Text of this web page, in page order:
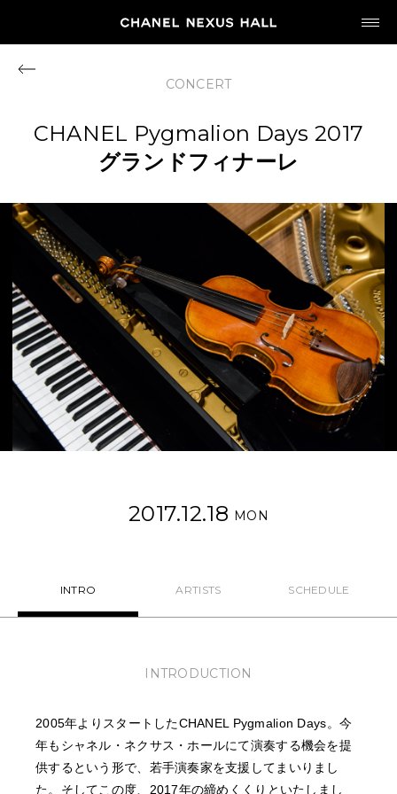
MY CHANEL NEXUS
HOME
PROGRAM
2026
ARCHIVE
NEWS
ABOUT US
CONCERT
CHANEL Pygmalion Days 2017
グランドフィナーレ
2017.12.18 MON
INTRO ARTISTS SCHEDULE
INTRODUCTION
2005年よりスタートしたCHANEL Pygmalion Days。今
年もシャネル・ネクサス・ホールにて演奏する機会を提
供するという形で、若手演奏家を支援してまいりまし
た。そしてこの度、2017年の締めくくりといたしまし